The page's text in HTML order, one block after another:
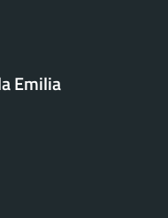
Emilia